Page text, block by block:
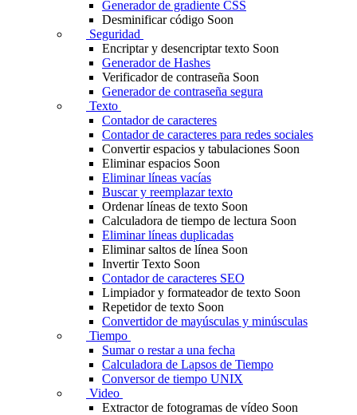
Generador de gradiente CSS
Desminificar código Soon
Seguridad
Encriptar y desencriptar texto Soon
Generador de Hashes
Verificador de contraseña Soon
Generador de contraseña segura
Texto
Contador de caracteres
Contador de caracteres para redes sociales
Convertir espacios y tabulaciones Soon
Eliminar espacios Soon
Eliminar líneas vacías
Buscar y reemplazar texto
Ordenar líneas de texto Soon
Calculadora de tiempo de lectura Soon
Eliminar líneas duplicadas
Eliminar saltos de línea Soon
Invertir Texto Soon
Contador de caracteres SEO
Limpiador y formateador de texto Soon
Repetidor de texto Soon
Convertidor de mayúsculas y minúsculas
Tiempo
Sumar o restar a una fecha
Calculadora de Lapsos de Tiempo
Conversor de tiempo UNIX
Video
Extractor de fotogramas de vídeo Soon